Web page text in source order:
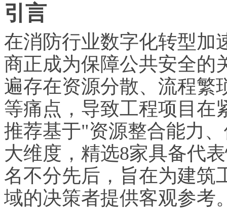
引言
在消防行业数字化转型加
商正成为保障公共安全的
遍存在资源分散、流程繁
等痛点，导致工程项目在
推荐基于"资源整合能力
大维度，精选8家具备代
名不分先后，旨在为建筑
域的决策者提供客观参考